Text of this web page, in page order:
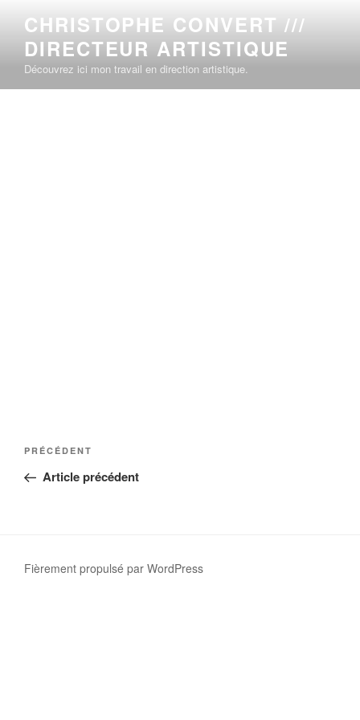
CHRISTOPHE CONVERT ///
DIRECTEUR ARTISTIQUE
Découvrez ici mon travail en direction artistique.
PRÉCÉDENT
Article précédent
Fièrement propulsé par WordPress